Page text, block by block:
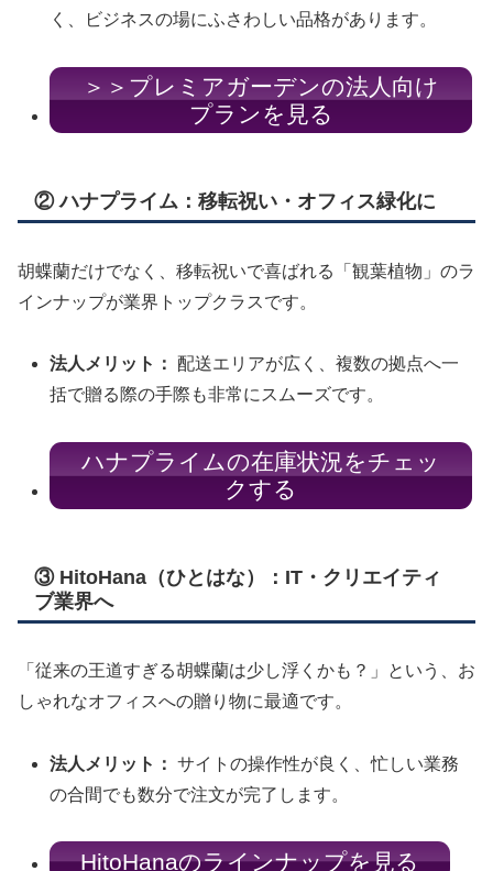
く、ビジネスの場にふさわしい品格があります。
＞＞プレミアガーデンの法人向け
プランを見る
② ハナプライム：移転祝い・オフィス緑化に
胡蝶蘭だけでなく、移転祝いで喜ばれる「観葉植物」のラ
インナップが業界トップクラスです。
法人メリット：
配送エリアが広く、複数の拠点へ一
括で贈る際の手際も非常にスムーズです。
ハナプライムの在庫状況をチェッ
クする
③ HitoHana（ひとはな）：IT・クリエイティ
ブ業界へ
「従来の王道すぎる胡蝶蘭は少し浮くかも？」という、お
しゃれなオフィスへの贈り物に最適です。
法人メリット： サイトの操作性が良く、忙しい業務
の合間でも数分で注文が完了します。
HitoHanaのラインナップを見る